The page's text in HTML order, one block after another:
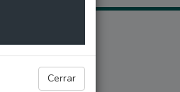
Cerrar